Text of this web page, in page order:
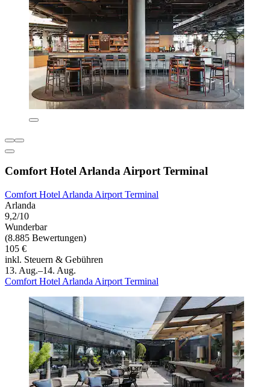
Comfort Hotel Arlanda Airport Terminal
Comfort Hotel Arlanda Airport Terminal
Arlanda
9,2/10
Wunderbar
(8.885 Bewertungen)
105 €
inkl. Steuern & Gebühren
13. Aug.–14. Aug.
Comfort Hotel Arlanda Airport Terminal